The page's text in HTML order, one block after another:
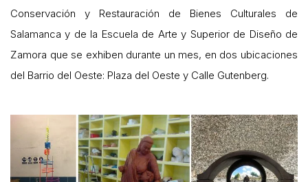
Conservación y Restauración de Bienes Culturales de
Salamanca y de la Escuela de Arte y Superior de Diseño de
Zamora que se exhiben durante un mes, en dos ubicaciones
del Barrio del Oeste: Plaza del Oeste y Calle Gutenberg.